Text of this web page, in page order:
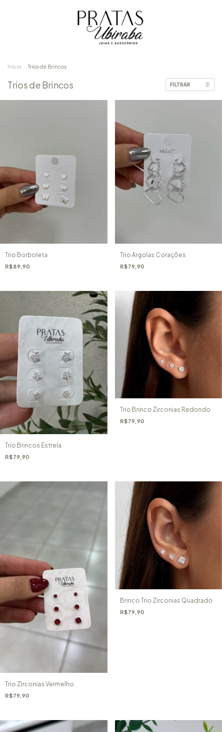
Início Trios de Brincos
Trios de Brincos FILTRAR
Trio Borboleta
R$89,90
Trio Argolas Corações
R$79,90
Trio Brincos Estrela
R$79,90
Trio Brinco Zirconias Redondo
R$79,90
Trio Zirconias Vermelho
R$79,90
Brinco Trio Zirconias Quadrado
R$79,90